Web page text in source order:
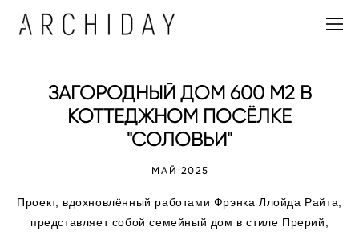
ЗАГОРОДНЫЙ ДОМ 600 М2 В
КОТТЕДЖНОМ ПОСЁЛКЕ
"СОЛОВЬИ"
МАЙ 2025
Проект, вдохновлённый работами Фрэнка Ллойда Райта,
представляет собой семейный дом в стиле Прерий,